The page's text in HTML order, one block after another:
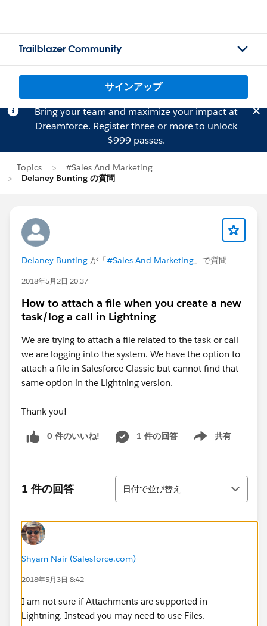
Trailblazer Community
サインアップ
Bring your team and maximize your impact at
Dreamforce. Registerthree or more to unlock
$999 passes.
Topics
#Sales And Marketing
Delaney Bunting の質問
Delaney Bunting が「#Sales And Marketing 」で質問
2018年5月2日 20:37
How to attach a file when you create a new
task/log a call in Lightning
We are trying to attach a file related to the task or call
we are logging into the system. We have the option to
attach a file in Salesforce Classic but cannot find that
same option in the Lightning version.
Thank you!
0 件のいいね! 1 件の回答 共有
Show menu
1 件の回答
並び替え
日付で並び替え
Shyam Nair (Salesforce.com)
2018年5月3日 8:42
I am not sure if Attachments are supported in
Lightning. Instead you may need to use Files.